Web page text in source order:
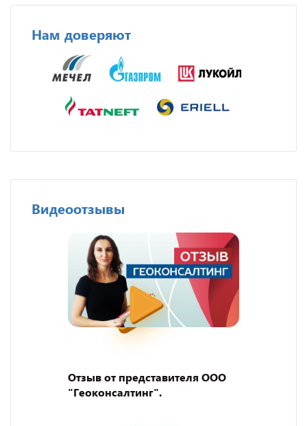
Нам доверяют
Видеоотзывы
Отзыв от представителя ООО
"Геоконсалтинг".